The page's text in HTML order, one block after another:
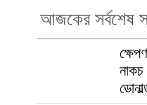
আজকের সর্বশেষ
নাকচ